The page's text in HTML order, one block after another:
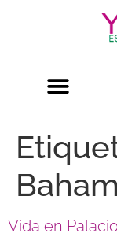
Vida en Palacio